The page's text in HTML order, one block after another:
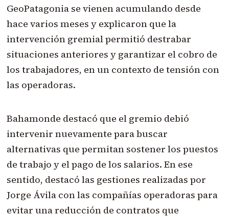
GeoPatagonia se vienen acumulando desde
hace varios meses y explicaron que la
intervención gremial permitió destrabar
situaciones anteriores y garantizar el cobro de
los trabajadores, en un contexto de tensión con
las operadoras.
Bahamonde destacó que el gremio debió
intervenir nuevamente para buscar
alternativas que permitan sostener los puestos
de trabajo y el pago de los salarios. En ese
sentido, destacó las gestiones realizadas por
Jorge Ávila con las compañías operadoras para
evitar una reducción de contratos que